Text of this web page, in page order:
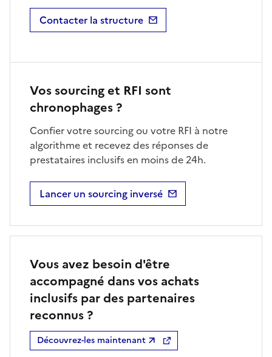
Contacter la structure
Vos sourcing et RFI sont
chronophages ?
Confier votre sourcing ou votre RFI à notre
algorithme et recevez des réponses de
prestataires inclusifs en moins de 24h.
Lancer un sourcing inversé
Vous avez besoin d'être
accompagné dans vos achats
inclusifs par des partenaires
reconnus ?
Découvrez-les maintenant